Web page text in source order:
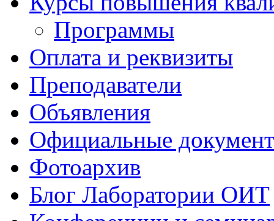
Программы
Оплата и реквизиты
Преподаватели
Объявления
Официальные
Фотоархив
Блог Лаборатории ОИТ